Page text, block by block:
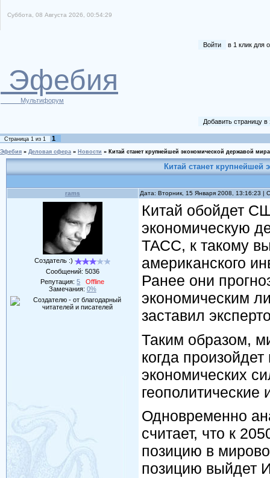
Суббота, 08 Августа 2026, 00:54:29
Войти в 1 клик для
Эфебия
Мультифорум
Добавить страницу
Страница 1 из 1 1
Эфебия » Деловая сфера » Новости » Китай станет крупнейшей экономической державой мира
Китай станет крупнейшей
rams Дата: Вторник, 15 Января 2008, 13:16:23 |
Создатель :)
Сообщений: 5036
Репутация:5
Offline
Замечания: 0%
Китай обойдет
экономическую
ТАСС, к такому
американского
Ранее они
экономическим
заставил
Таким образом,
когда
экономических
геополитические
Одновременно
считает, что к
позицию в
позицию выйдет